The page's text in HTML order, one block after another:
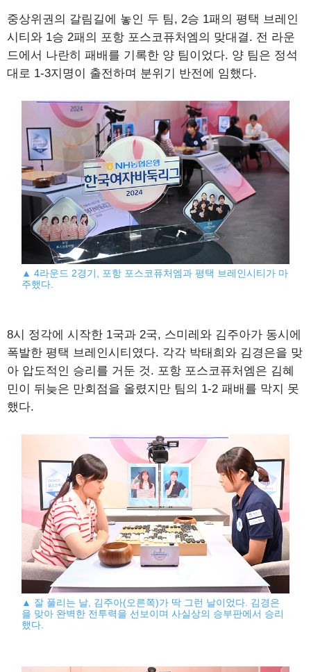
중상위권의 갈림길에 놓인 두 팀, 2승 1패의 평택 브레인
시티와 1승 2패의 포항 포스코퓨처엠의 맞대결. 전 라운
드에서 나란히 패배를 기록한 양 팀이었다. 양 팀은 정석
대로 1-3지명이 출전하며 분위기 반전에 임했다.
▲ 4라운드 2경기, 포항 포스코퓨처엠과 평택 브레인시티가 마
주했다.
8시 정각에 시작한 1국과 2국, 스미레와 김주아가 동시에
폭발한 평택 브레인시티였다. 각각 박태희와 김경은을 맞
아 압도적인 승리를 거둔 것. 포항 포스코퓨처엠은 김혜
민이 뒤늦은 만회점을 올렸지만 팀의 1-2 패배를 막지 못
했다.
▲ 잘 풀리는 날, 김주아(오른쪽)가 딱 그런 날이었다. 김경은
을 맞아 완벽한 전투력을 선보이며 사실상의 승부판에서 승리
했다.